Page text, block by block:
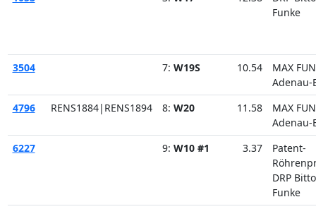
Funke
3504 7: W19S 10.54
MAX
Adenau-
4796
RENS1884|RENS1894 8: W20 11.58
MAX
Adenau-
6227
9: W10 #1 3.37
Patent-
DRP
Funke